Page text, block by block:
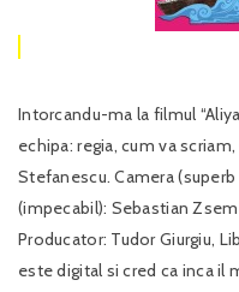
Intorcandu-ma la filmul
echipa: regia, cum va
Stefanescu. Camera
(impecabil): Sebastian
Producator: Tudor Giurgiu,
este digital si cred ca inca il